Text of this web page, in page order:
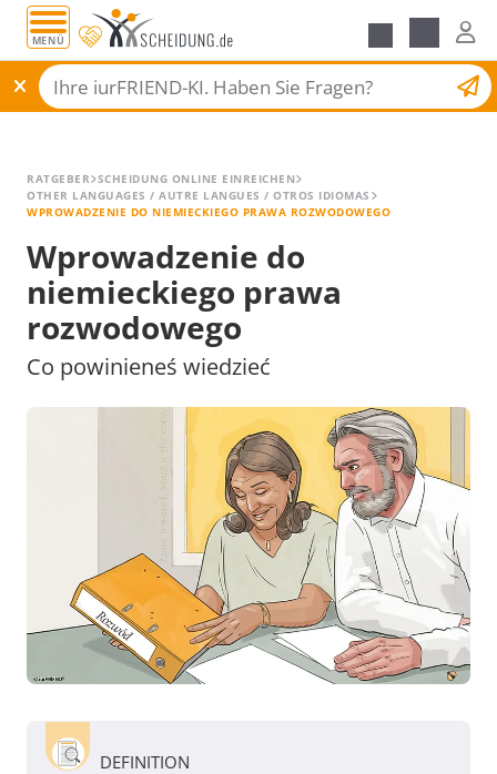
MENÜ
Scheidungsantrag
All Guides
RATGEBER SCHEIDUNG ONLINE EINREICHEN
OTHER LANGUAGES / AUTRE LANGUES / OTROS IDIOMAS
WPROWADZENIE DO NIEMIECKIEGO PRAWA ROZWODOWEGO
Wprowadzenie do
niemieckiego prawa
rozwodowego
Co powinieneś wiedzieć
DEFINITION